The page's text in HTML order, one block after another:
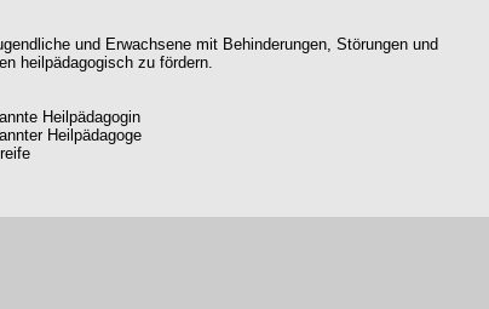
und Erwachsene mit Behinderungen, Störungen und
heilpädagogisch zu fördern.
Heilpädagogin
Heilpädagoge